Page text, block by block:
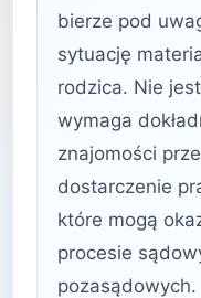
bierze pod
sytuację
rodzica. Nie
wymaga
znajomości
dostarczenie
które mogą
procesie
pozasądowych.